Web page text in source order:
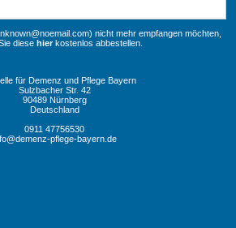
nicht mehr empfangen möchten,
diese hierkostenlos abbestellen.
für Demenz und Pflege Bayern
Sulzbacher Str. 42
90489 Nürnberg
Deutschland
0911 47756530
pflege-bayern.de